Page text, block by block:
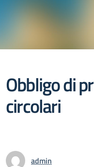
Obbligo di
circolari
admin